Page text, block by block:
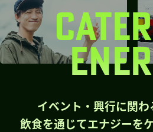
イベント・興行に関わ
飲食を通じてエナジーを